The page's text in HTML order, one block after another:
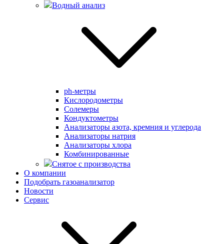
Водный анализ
ph-метры
Кислородометры
Солемеры
Кондуктометры
Анализаторы азота, кремния и углерода
Анализаторы натрия
Анализаторы хлора
Комбинированные
Снятое с производства
О компании
Подобрать газоанализатор
Новости
Сервис